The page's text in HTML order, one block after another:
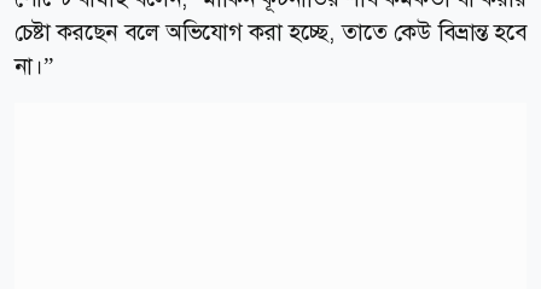
চেষ্টা করছেন বলে অভিযোগ করা হচ্ছে, তাতে কেউ বিভ্রান্ত হবে
না।”